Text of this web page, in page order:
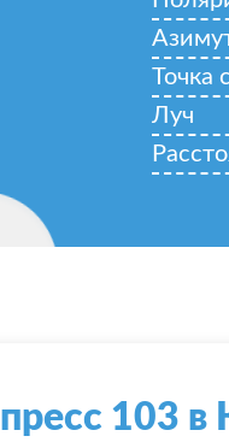
Точка
Луч
103 в